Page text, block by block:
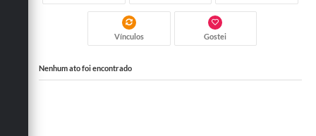
Vínculos Gostei
Nenhum ato foi encontrado